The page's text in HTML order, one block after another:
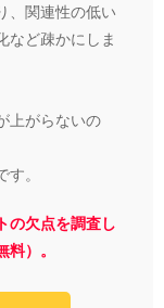
、関連性の低い
など疎かにしま
上がらないの
。
の欠点を調査し
）。